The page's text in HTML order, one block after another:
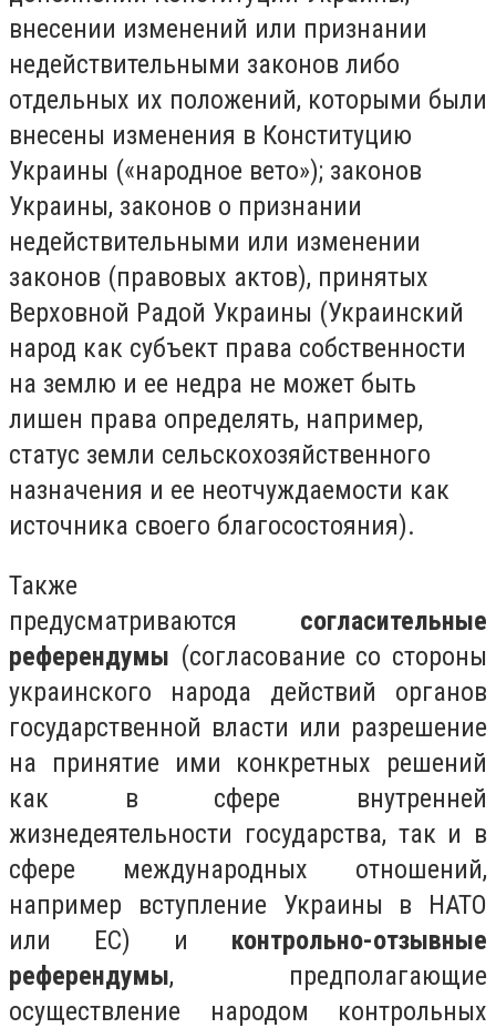
внесении изменений или признании
недействительными законов либо
отдельных их положений, которыми были
внесены изменения в Конституцию
Украины («народное вето»); законов
Украины, законов о признании
недействительными или изменении
законов (правовых актов), принятых
Верховной Радой Украины (Украинский
народ как субъект права собственности
на землю и ее недра не может быть
лишен права определять, например,
статус земли сельскохозяйственного
назначения и ее неотчуждаемости как
источника своего благосостояния).
Также
предусматриваются согласительные
референдумы (согласование со стороны
украинского народа действий органов
государственной власти или разрешение
на принятие ими конкретных решений
как в сфере внутренней
жизнедеятельности государства, так и в
сфере международных отношений,
например вступление Украины в НАТО
или ЕС) и контрольно-отзывные
референдумы, предполагающие
осуществление народом контрольных